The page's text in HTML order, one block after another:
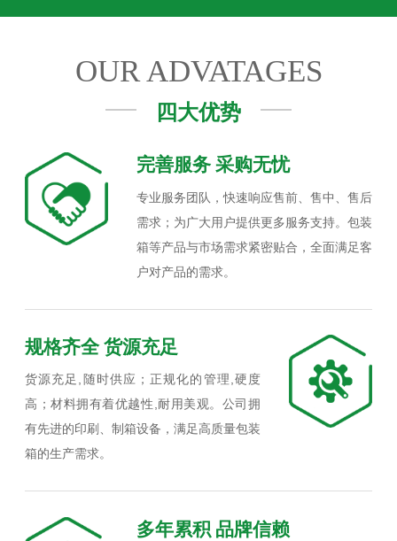
OUR ADVATAGES
四大优势
完善服务 采购无忧
专业服务团队，快速响应售前、售中、售后
需求；为广大用户提供更多服务支持。包装
箱等产品与市场需求紧密贴合，全面满足客
户对产品的需求。
规格齐全 货源充足
货源充足,随时供应；正规化的管理,硬度
高；材料拥有着优越性,耐用美观。公司拥
有先进的印刷、制箱设备，满足高质量包装
箱的生产需求。
多年累积 品牌信赖